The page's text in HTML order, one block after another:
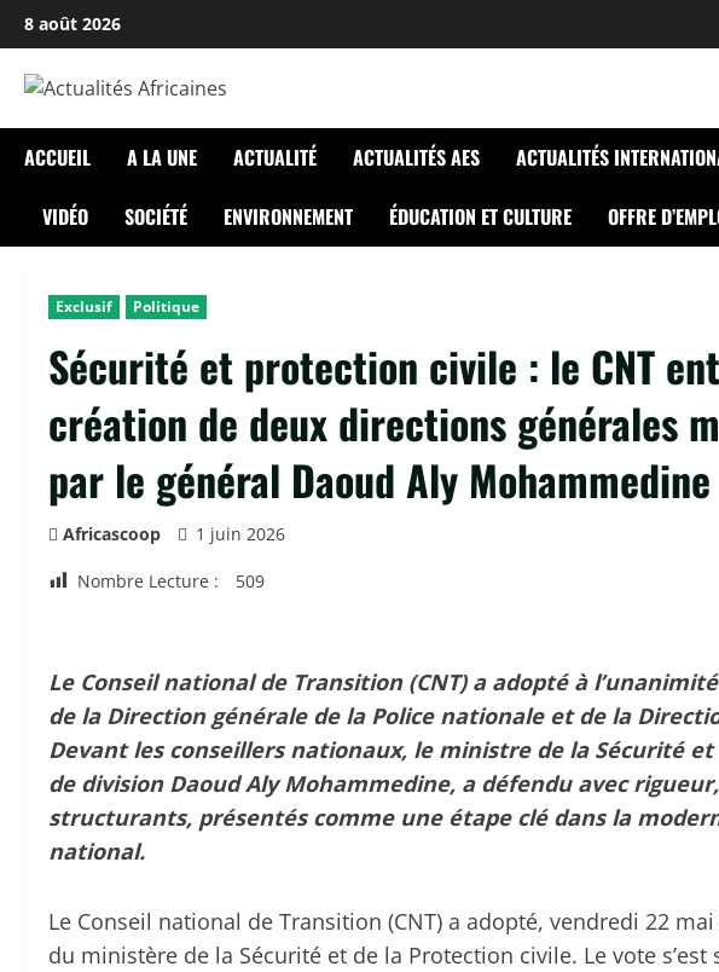
Passer
au
contenu
8 août 2026
ACCUEIL A LA UNE ACTUALITÉ ACTUALITÉS AES ACTUALITÉS
VIDÉO SOCIÉTÉ ENVIRONNEMENT ÉDUCATION ET CULTURE OFFRE
Exclusif Politique
Sécurité et protection civile : le CNT
création de deux directions générales
par le général Daoud Aly Mohammedine
Africascoop 1 juin 2026
Nombre Lecture : 509
Le Conseil national de Transition (CNT) a adopté à
de la Direction générale de la Police nationale et de la
Devant les conseillers nationaux, le ministre de la Sécurité
de division Daoud Aly Mohammedine, a défendu avec
structurants, présentés comme une étape clé dans la
national.
Le Conseil national de Transition (CNT) a adopté, vendredi 22
du ministère de la Sécurité et de la Protection civile. Le vote